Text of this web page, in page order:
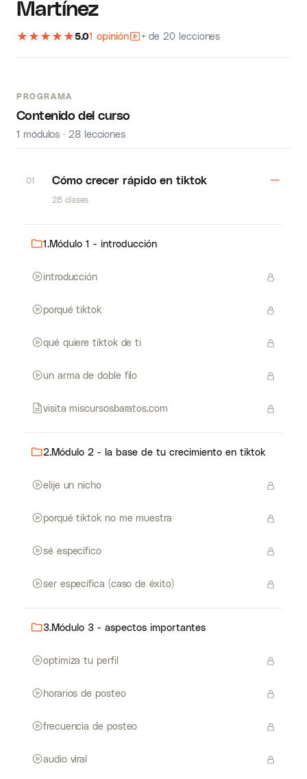
Martínez
★ ★ ★ ★ ★5.01 opinión + de 20 lecciones
PROGRAMA
Contenido del curso
1 módulos · 28 lecciones
01 Cómo crecer rápido en tiktok
28 clases
1.Módulo 1 - introducción
introducción
porqué tiktok
qué quiere tiktok de ti
un arma de doble filo
visita miscursosbaratos.com
2.Módulo 2 - la base de tu crecimiento en tiktok
elije un nicho
porqué tiktok no me muestra
sé específico
ser específica (caso de éxito)
3.Módulo 3 - aspectos importantes
optimiza tu perfil
horarios de posteo
frecuencia de posteo
audio viral